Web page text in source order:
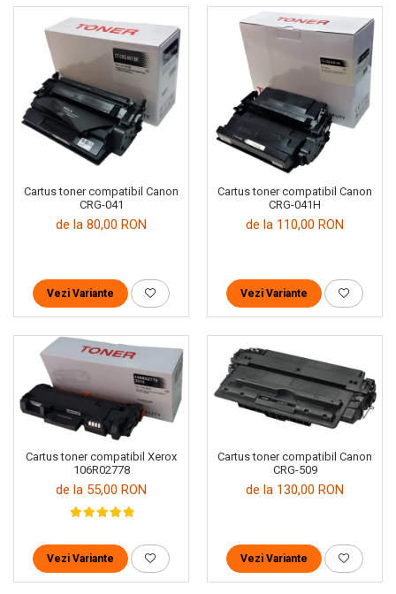
Cartus toner compatibil Canon
CRG-041
de la 80,00 RON
Vezi Variante
Cartus toner compatibil Canon
CRG-041H
de la 110,00 RON
Vezi Variante
Cartus toner compatibil Xerox
106R02778
de la 55,00 RON
Vezi Variante
Cartus toner compatibil Canon
CRG-509
de la 130,00 RON
Vezi Variante